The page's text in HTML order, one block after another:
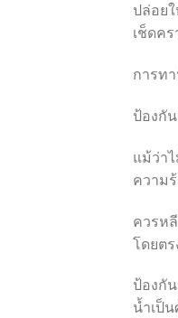
ปล่อย
เช็ดค
การท
ป้องกั
แม้ว่า
ความ
ควรห
โดยต
ป้องกั
น้ำเป็